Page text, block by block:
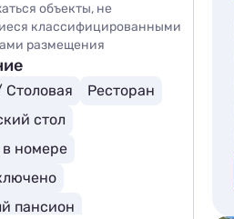
объекты, не
классифицированными
размещения
Столовая
Ресторан
стол
в номере
пансион